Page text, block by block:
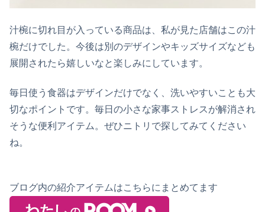
汁椀に切れ目が入っている商品は、私が見た店舗はこの汁
椀だけでした。今後は別のデザインやキッズサイズなども
展開されたら嬉しいなと楽しみにしています。
毎日使う食器はデザインだけでなく、洗いやすいことも大
切なポイントです。毎日の小さな家事ストレスが解消され
そうな便利アイテム。ぜひニトリで探してみてください
ね。
ブログ内の紹介アイテムはこちらにまとめてます